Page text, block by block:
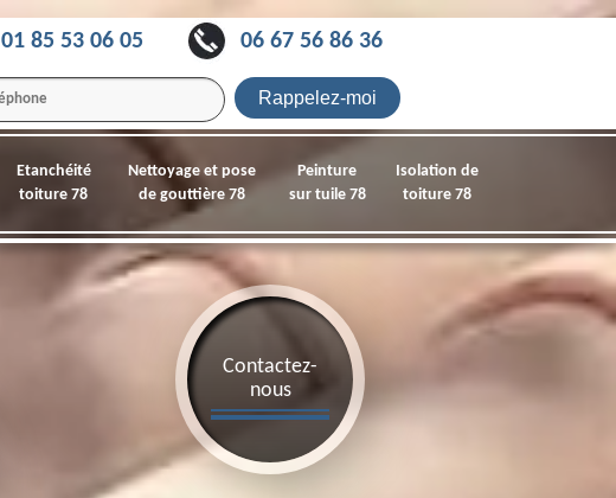
01 85 53 06 05 06 67 56 86 36
Etanchéité
toiture 78
Nettoyage et pose
de gouttière 78
Peinture
sur tuile 78
Isolation de
toiture 78
Contactez-
nous